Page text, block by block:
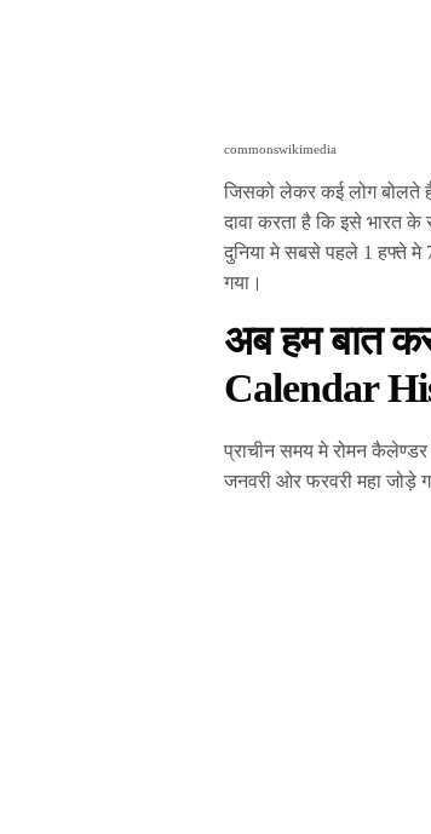
commonswikimedia
जिसको लेकर कई लोग बोलते है
दावा करता है कि इसे भारत
दुनिया मे सबसे पहले 1 हफ्ते मे
गया।
अब हम बात
Calendar
प्राचीन समय मे रोमन कैलेण्डर
जनवरी ओर फरवरी महा जोड़े